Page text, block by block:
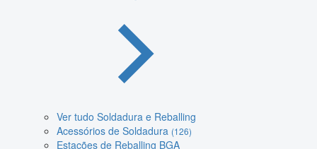
Ver tudo Soldadura e Reballing
Acessórios de Soldadura (126)
Estações de Reballing BGA